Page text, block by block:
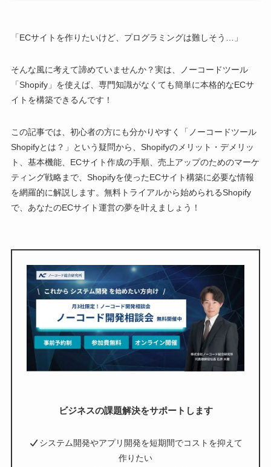
「ECサイトを作りたいけど、プログラミングは難しそう…」
そんな風に考えて諦めていませんか？実は、ノーコードツール
「Shopify」を使えば、専門知識がなくても簡単に本格的なECサ
イトを構築できるんです！
この記事では、初心者の方にも分かりやすく「ノーコードツール
Shopifyとは？」という疑問から、Shopifyのメリット・デメリッ
ト、基本機能、ECサイト作成の手順、売上アップのためのマーケ
ティング戦略まで、Shopifyを使ったECサイト構築に必要な情報
を網羅的に解説します。無料トライアルから始められるShopify
で、あなたのECサイト運営の夢を叶えましょう！
ビジネスの課題解決をサポートします
システム開発やアプリ開発を短期間でコストを抑えて
作りたい